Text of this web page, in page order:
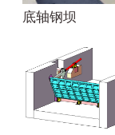
底轴钢坝